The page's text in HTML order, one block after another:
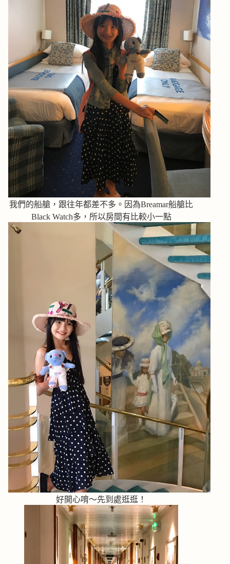
我們的船艙，跟往年都差不多。因為Breamar船艙比
Black Watch多，所以房間有比較小一點
好開心唷～先到處逛逛！